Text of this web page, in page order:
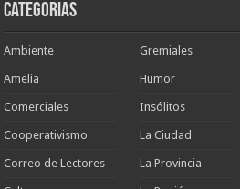
Categorias
Ambiente
Amelia
Comerciales
Cooperativismo
Correo de Lectores
Gremiales
Humor
Insólitos
La Ciudad
La Provincia